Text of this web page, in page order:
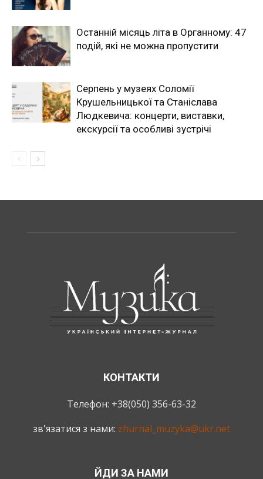
Останній місяць літа в Органному: 47
подій, які не можна пропустити
Серпень у музеях Соломії
Крушельницької та Станіслава
Людкевича: концерти, виставки,
екскурсії та особливі зустрічі
КОНТАКТИ
Телефон: +38(050) 356-63-32
зв'язатися з нами: zhurnal_muzyka@ukr.net
ЙДИ ЗА НАМИ